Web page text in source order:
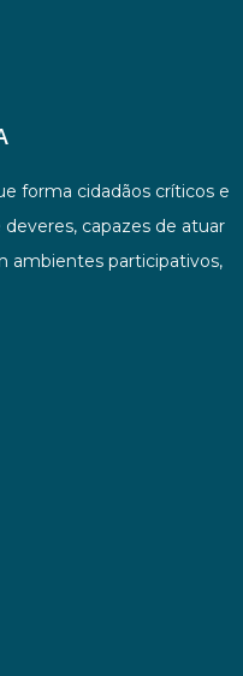
forma cidadãos críticos e
capazes de atuar
ambientes participativos,